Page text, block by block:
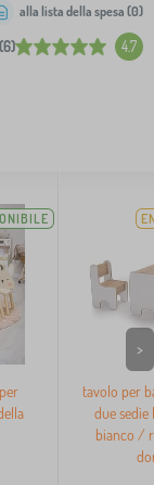
4.7
alla lista della spesa (0)
tavolo per
due sedie
bianco /
>